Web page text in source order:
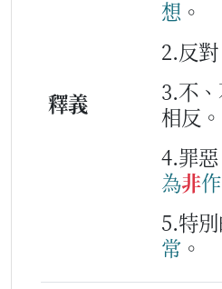
釋義
想 。
2.反對
3.不、
相反。
4.罪惡
為非作
5.特別
常 。